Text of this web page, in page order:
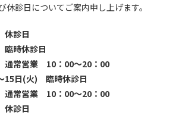
休診日についてご案内申し上げます。
診日
時休診日
常営業 10：00～20：00
15日(火) 臨時休診日
常営業 10：00～20：00
診日